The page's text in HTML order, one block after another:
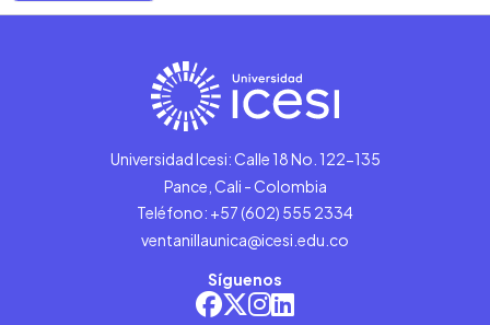
Universidad Icesi: Calle 18 No. 122-135
Pance, Cali - Colombia
Teléfono: +57 (602) 555 2334
ventanillaunica@icesi.edu.co
Síguenos